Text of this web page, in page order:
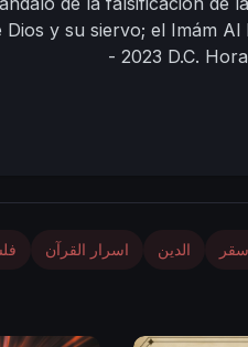
Dios y su siervo; el Imám Al
- 2023 D.C.
الدين اسرار القرآن